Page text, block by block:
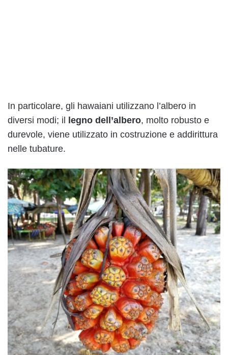
In particolare, gli hawaiani utilizzano l’albero in
diversi modi; il
legno dell’albero, molto robusto e
durevole, viene utilizzato in costruzione e addirittura
nelle tubature.